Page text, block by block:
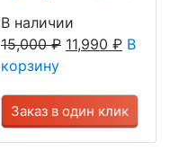
В наличии
15,000₽ 11,990 ₽ В
корзину
Заказ в один клик